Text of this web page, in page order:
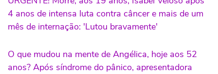
4 anos de intensa luta contra câncer e mais de um
mês de internação: 'Lutou bravamente'
O que mudou na mente de Angélica, hoje aos 52
anos? Após síndrome do pânico, apresentadora